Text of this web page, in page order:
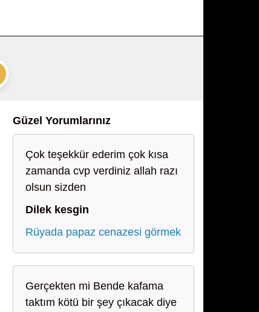
Güzel Yorumlarınız
Çok teşekkür ederim çok kısa
zamanda cvp verdiniz allah razı
olsun sizden
Dilek kesgin
Rüyada papaz cenazesi görmek
Gerçekten mi Bende kafama
taktım kötü bir şey çıkacak diye